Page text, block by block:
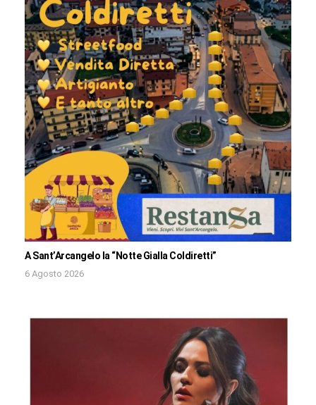
A Sant’Arcangelo la “Notte Gialla Coldiretti”
6 Agosto 2026